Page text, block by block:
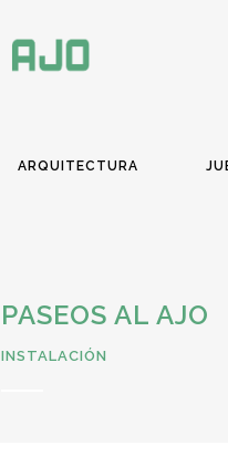
ARQUITECTURA
PASEOS AL AJO
INSTALACIÓN